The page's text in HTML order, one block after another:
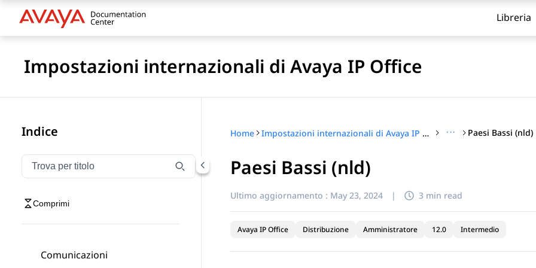
Libreria
Impostazioni internazionali di Avaya IP Office
Indice
Filtra la navigazione per titolo
Digitare per filtrare gli elementi di navigazione per titolo
Comprimi
Comunicazioni
Home Impostazioni internazionali di Avaya IP Office ··· Paesi Bassi (nld)
Paesi Bassi (nld)
Ultimo aggiornamento : May 23, 2024 | 3 min read
Avaya IP Office Distribuzione Amministratore 12.0 Intermedio